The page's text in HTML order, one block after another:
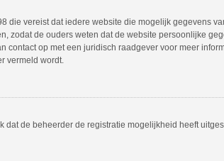
die vereist dat iedere website die mogelijk gegevens
zodat de ouders weten dat de website persoonlijke
op met een juridisch raadgever voor meer
vermeld wordt.
de beheerder de registratie mogelijkheid heeft